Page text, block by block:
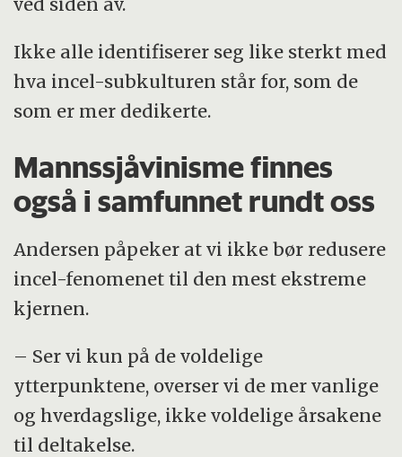
Ikke alle identifiserer seg like sterkt med
hva incel-subkulturen står for, som de
som er mer dedikerte.
Mannssjåvinisme finnes
også i samfunnet rundt oss
Andersen påpeker at vi ikke bør redusere
incel-fenomenet til den mest ekstreme
kjernen.
– Ser vi kun på de voldelige
ytterpunktene, overser vi de mer vanlige
og hverdagslige, ikke voldelige årsakene
til deltakelse.